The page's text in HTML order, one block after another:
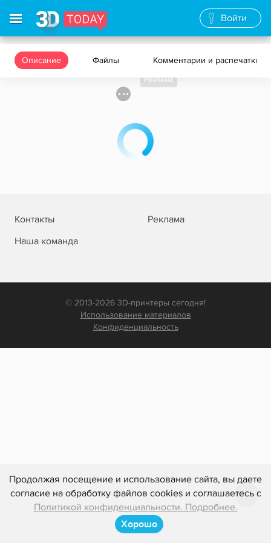
Продолжая посещение и использование сайта, вы даете
согласие на обработку файлов cookies и соглашаетесь с
Политикой конфиденциальности. Подробнее.
Хорошо
Войти
Описание Файлы Комментарии и распечатки
Реклама
Контакты
Реклама
Наша команда
© 2013-2026 3D-принтеры сегодня!
Использование материалов
Конфиденциальность